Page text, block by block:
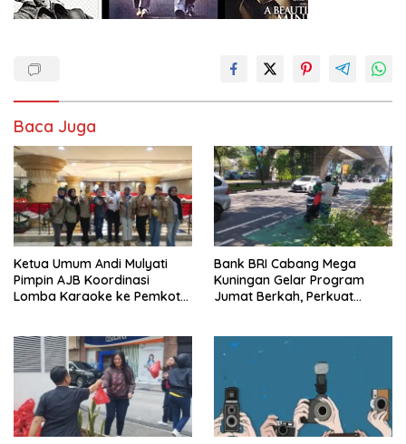
Baca Juga
Ketua Umum Andi Mulyati
Pimpin AJB Koordinasi
Lomba Karaoke ke Pemkot
Bank BRI Cabang Mega
Kuningan Gelar Program
Jumat Berkah, Perkuat